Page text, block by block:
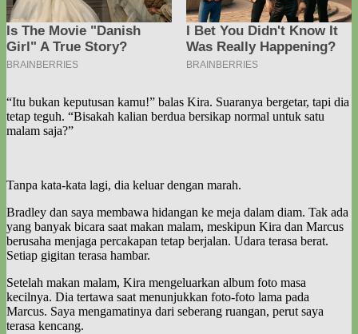
“Itu bukan keputusan kamu!” balas Kira. Suaranya bergetar, tapi dia
tetap teguh. “Bisakah kalian berdua bersikap normal untuk satu
malam saja?”
Tanpa kata-kata lagi, dia keluar dengan marah.
Bradley dan saya membawa hidangan ke meja dalam diam. Tak ada
yang banyak bicara saat makan malam, meskipun Kira dan Marcus
berusaha menjaga percakapan tetap berjalan. Udara terasa berat.
Setiap gigitan terasa hambar.
Setelah makan malam, Kira mengeluarkan album foto masa
kecilnya. Dia tertawa saat menunjukkan foto-foto lama pada
Marcus. Saya mengamatinya dari seberang ruangan, perut saya
terasa kencang.